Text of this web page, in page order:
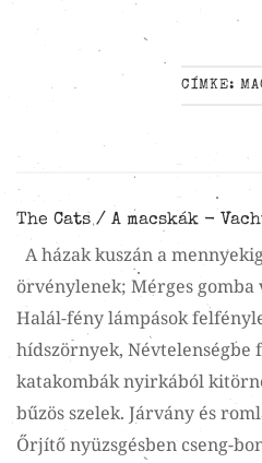
CÍMKE:
The Cats / A macskák -
A házak kuszán a
örvénylenek; Mérges
Halál-fény lámpások
hídszörnyek, Névtelenségbe
katakombák nyirkából
bűzös szelek. Járvány és
Őrjítő nyüzsgésben cseng-